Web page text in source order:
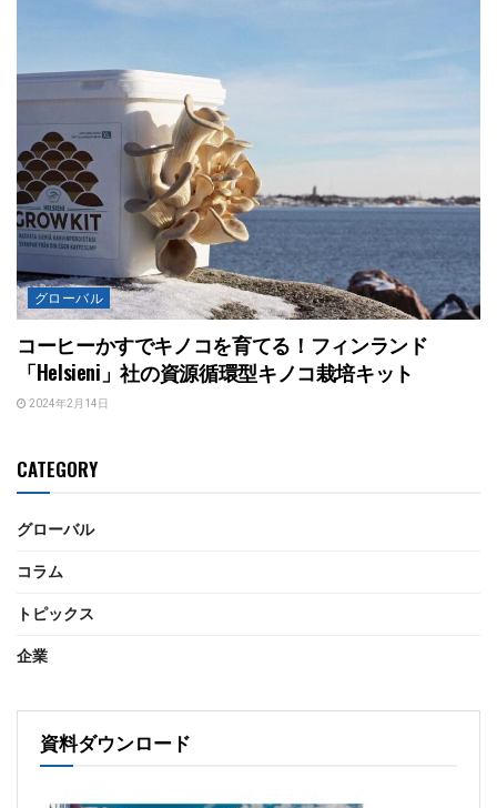
グローバル
コーヒーかすでキノコを育てる！フィンランド
「Helsieni」社の資源循環型キノコ栽培キット
2024年2月14日
CATEGORY
グローバル
コラム
トピックス
企業
資料ダウンロード